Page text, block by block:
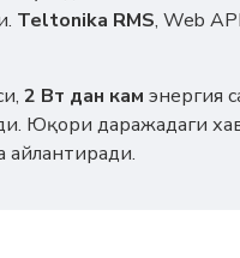
Teltonika RMS, Web
2 Вт дан кам энергия
Юқори даражадаги
айлантиради.